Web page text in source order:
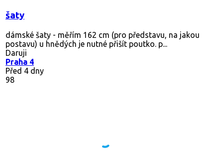
šaty
dámské šaty - měřím 162 cm (pro představu, na jakou
postavu) u hnědých je nutné přišít poutko. p...
Daruji
Praha 4
Před 4 dny
98